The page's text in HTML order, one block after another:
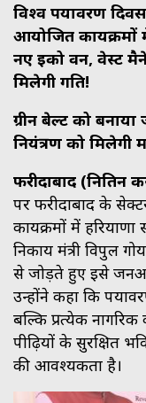
विश्व पर्यावरण
आयोजित
नए ईको वन, वेस्ट
मिलेगी गति!
ग्रीन बेल्ट को
नियंत्रण को मिलेगी
फरीदाबाद (नितिन
पर फरीदाबाद के
कार्यक्रमों में
निकाय मंत्री विपुल
से जोड़ते हुए इसे
उन्होंने कहा कि
बल्कि प्रत्येक
पीढ़ियों के सुरक्षित
की आवश्यकता है।